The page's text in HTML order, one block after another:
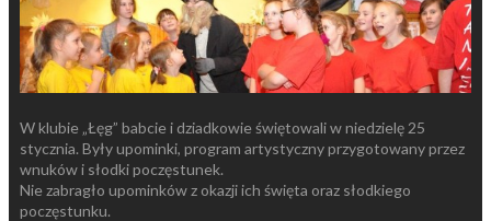
W klubie „Łęg” babcie i dziadkowie świętowali w niedzielę 25
stycznia. Były upominki, program artystyczny przygotowany przez
wnuków i słodki poczęstunek.
Nie zabragło upominków z okazji ich święta oraz słodkiego
poczęstunku.